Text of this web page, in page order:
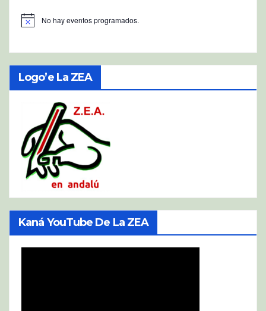
s
No hay eventos programados.
Logo’e La ZEA
Kaná YouTube De La ZEA